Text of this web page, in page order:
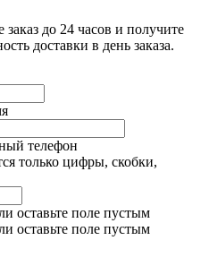
до 24 часов и получите
доставки в день заказа.
телефон
только цифры, скобки,
оставьте поле пустым
оставьте поле пустым